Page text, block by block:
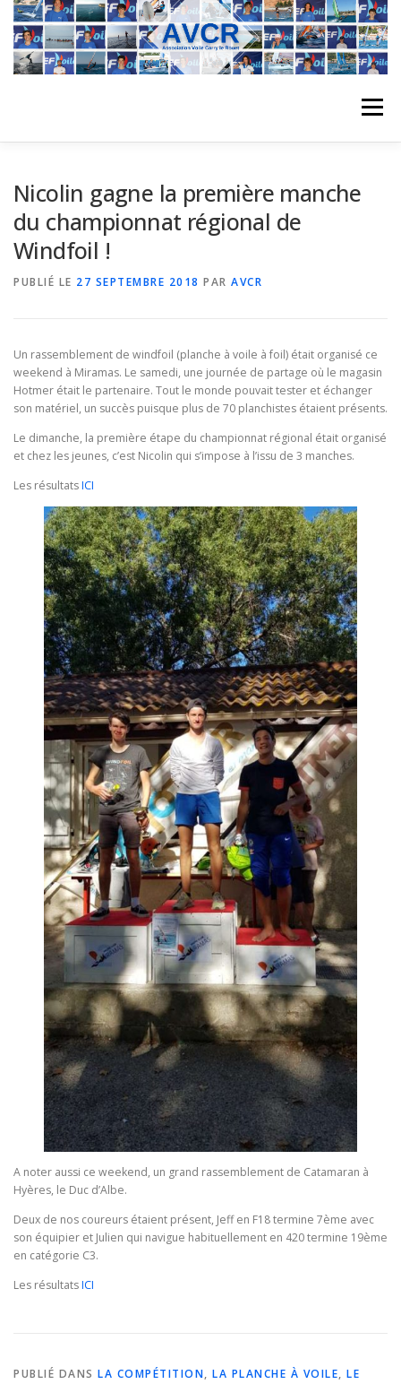
Aller
contenu
Menu
STAGE L’ÉQUIPE
PLANNING DES COURS REVUES DE PRESSE
Nicolin gagne la première manche
du championnat régional de
Windfoil !
PUBLIÉ LE 27 SEPTEMBRE 2018 PAR AVCR
Un rassemblement de windfoil (planche à voile à foil) était organisé ce
weekend à Miramas. Le samedi, une journée de partage où le magasin
Hotmer était le partenaire. Tout le monde pouvait tester et échanger
son matériel, un succès puisque plus de 70 planchistes étaient présents.
Le dimanche, la première étape du championnat régional était organisé
et chez les jeunes, c’est Nicolin qui s’impose à l’issu de 3 manches.
Les résultatsICI
A noter aussi ce weekend, un grand rassemblement de Catamaran à
Hyères, le Duc d’Albe.
Deux de nos coureurs étaient présent, Jeff en F18 termine 7ème avec
son équipier et Julien qui navigue habituellement en 420 termine 19ème
en catégorie C3.
Les résultatsICI
PUBLIÉ DANS LA COMPÉTITION, LA PLANCHE À VOILE, LE